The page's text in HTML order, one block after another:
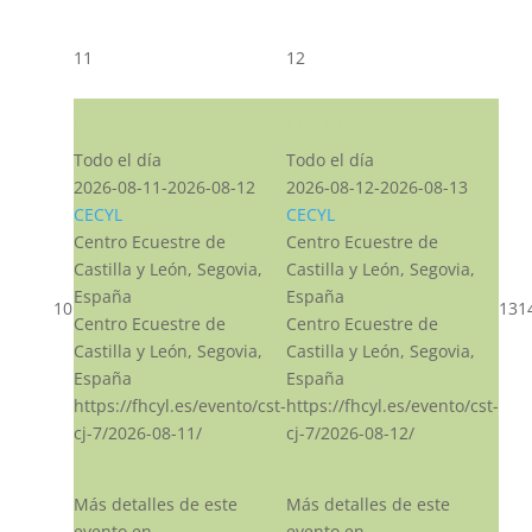
10
11
Todo el día
2026-08-11-2026-08-12
CECYL
Centro Ecuestre de
Castilla y León, Segovia,
España
Centro Ecuestre de
Castilla y León, Segovia,
España
https://fhcyl.es/evento/cst-
cj-7/2026-08-11/
Más detalles de este
12
Todo el día
2026-08-12-2026-08-13
CECYL
Centro Ecuestre de
Castilla y León, Segovia,
España
Centro Ecuestre de
Castilla y León, Segovia,
España
https://fhcyl.es/evento/cst-
cj-7/2026-08-12/
Más detalles de este
13